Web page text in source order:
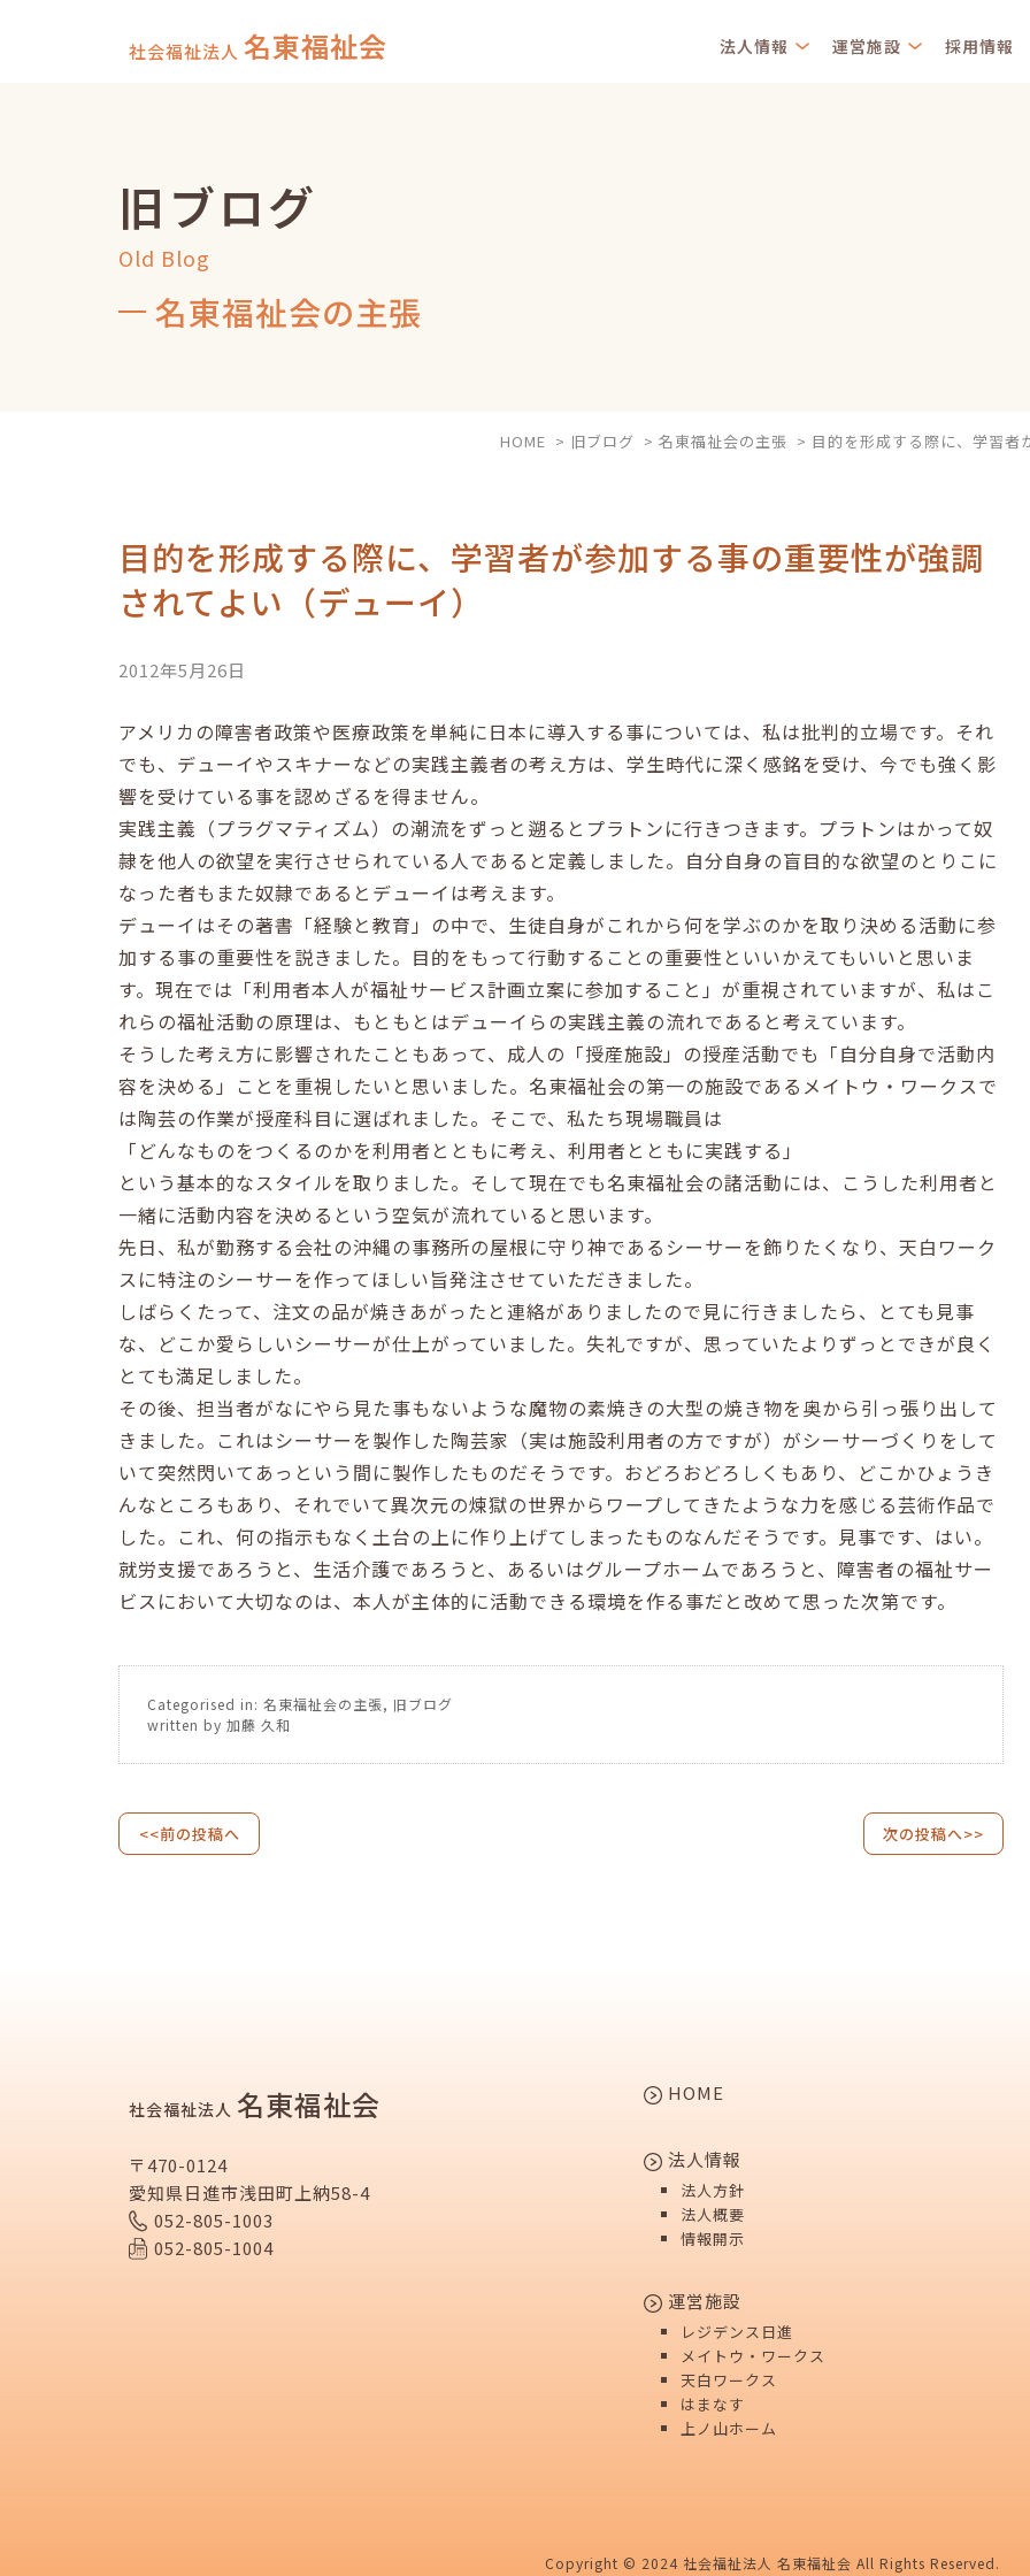
社会福祉法人 名東福祉会 法人情報 運営施設 採用情報
旧ブログ
Old Blog
名東福祉会の主張
HOME > 旧ブログ > 名東福祉会の主張 > 目的を形成する際に、学習者
目的を形成する際に、学習者が参加する事の重要性が強調
されてよい（デューイ）
2012年5月26日
アメリカの障害者政策や医療政策を単純に日本に導入する事については、私は批判的立場です。それ
でも、デューイやスキナーなどの実践主義者の考え方は、学生時代に深く感銘を受け、今でも強く影
響を受けている事を認めざるを得ません。
実践主義（プラグマティズム）の潮流をずっと遡るとプラトンに行きつきます。プラトンはかって奴
隷を他人の欲望を実行させられている人であると定義しました。自分自身の盲目的な欲望のとりこに
なった者もまた奴隷であるとデューイは考えます。
デューイはその著書「経験と教育」の中で、生徒自身がこれから何を学ぶのかを取り決める活動に参
加する事の重要性を説きました。目的をもって行動することの重要性といいかえてもいいと思いま
す。現在では「利用者本人が福祉サービス計画立案に参加すること」が重視されていますが、私はこ
れらの福祉活動の原理は、もともとはデューイらの実践主義の流れであると考えています。
そうした考え方に影響されたこともあって、成人の「授産施設」の授産活動でも「自分自身で活動内
容を決める」ことを重視したいと思いました。名東福祉会の第一の施設であるメイトウ・ワークスで
は陶芸の作業が授産科目に選ばれました。そこで、私たち現場職員は
「どんなものをつくるのかを利用者とともに考え、利用者とともに実践する」
という基本的なスタイルを取りました。そして現在でも名東福祉会の諸活動には、こうした利用者と
一緒に活動内容を決めるという空気が流れていると思います。
先日、私が勤務する会社の沖縄の事務所の屋根に守り神であるシーサーを飾りたくなり、天白ワーク
スに特注のシーサーを作ってほしい旨発注させていただきました。
しばらくたって、注文の品が焼きあがったと連絡がありましたので見に行きましたら、とても見事
な、どこか愛らしいシーサーが仕上がっていました。失礼ですが、思っていたよりずっとできが良く
とても満足しました。
その後、担当者がなにやら見た事もないような魔物の素焼きの大型の焼き物を奥から引っ張り出して
きました。これはシーサーを製作した陶芸家（実は施設利用者の方ですが）がシーサーづくりをして
いて突然閃いてあっという間に製作したものだそうです。おどろおどろしくもあり、どこかひょうき
んなところもあり、それでいて異次元の煉獄の世界からワープしてきたような力を感じる芸術作品で
した。これ、何の指示もなく土台の上に作り上げてしまったものなんだそうです。見事です、はい。
就労支援であろうと、生活介護であろうと、あるいはグループホームであろうと、障害者の福祉サー
ビスにおいて大切なのは、本人が主体的に活動できる環境を作る事だと改めて思った次第です。
Categorised in:名東福祉会の主張, 旧ブログ
written by 加藤 久和
<<前の投稿へ 次の投稿へ>>
社会福祉法人 名東福祉会
〒470-0124
愛知県日進市浅田町上納58-4
052-805-1003
052-805-1004
HOME
法人情報
法人方針
法人概要
情報開示
運営施設
レジデンス日進
メイトウ・ワークス
天白ワークス
はまなす
上ノ山ホーム
Copyright © 2024 社会福祉法人 名東福祉会 All Rights Reserved.